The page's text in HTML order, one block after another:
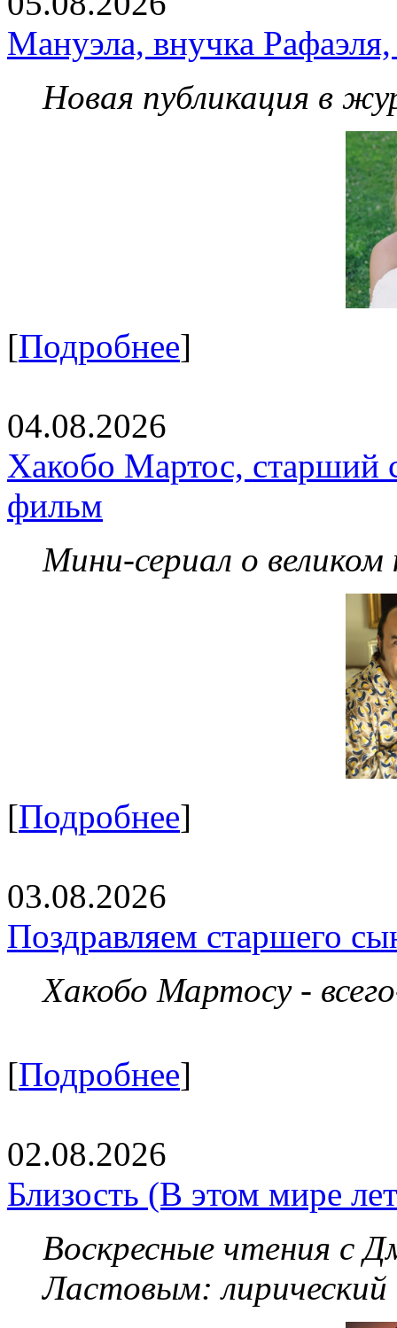
Мануэла, внучка
Новая публикация в
[Подробнее]
04.08.2026
Хакобо Мартос, старший
фильм
Мини-сериал о великом
[Подробнее]
03.08.2026
Поздравляем старшего
Хакобо Мартосу -
[Подробнее]
02.08.2026
Близость (В этом мире
Воскресные чтения с
Ластовым: